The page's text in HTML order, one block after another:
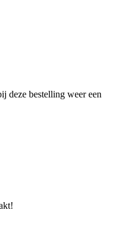
deze bestelling weer een